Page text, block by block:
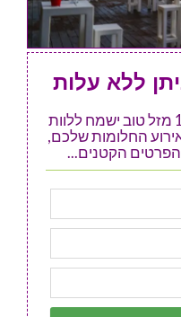
ללא עלות
מנהל האירועים של אתר 123 מזל טוב ישמח ללוות
החלומות שלכם,
הקטנים...